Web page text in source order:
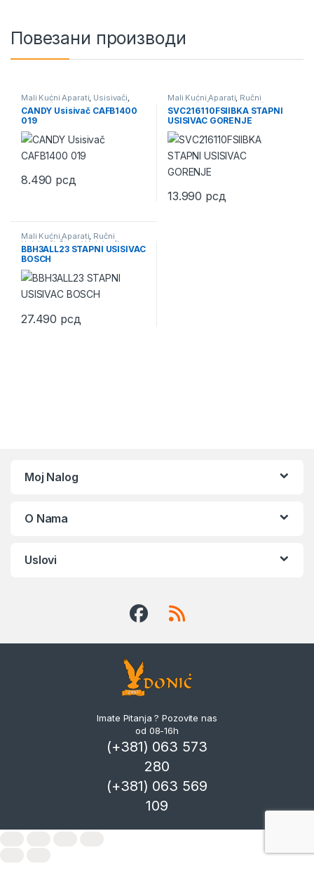
Повезани производи
Mali Kućni Aparati Usisivači
Usisivači Sa Kesom Za Prašinu
CANDY Usisivač CAFB1400
019
8.490 рсд
Mali Kućni Aparati Ručni
Usisivači Štapni Usisivači
Usisivači
SVC216110FSIIBKA STAPNI
USISIVAC GORENJE
13.990 рсд
Mali Kućni Aparati, Ručni
Usisivači, Štapni Usisivači ,
Usisivači
BBH3ALL23 STAPNI USISIVAC
BOSCH
27.490 рсд
Moj Nalog
O Nama
Uslovi
Imate Pitanja ? Pozovite nas
od 08-16h
(+381) 063 573
280
(+381) 063 569
109